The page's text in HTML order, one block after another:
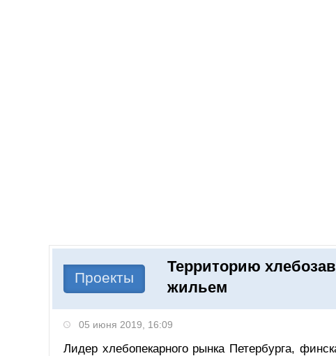
Проекты
Территорию
жильем
05 июня 2019, 16:09
Лидер хлебопекарного рынка Петербурга,